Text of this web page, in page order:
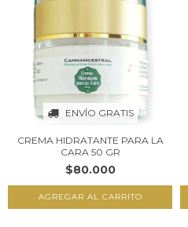
ENVÍO GRATIS
CREMA HIDRATANTE PARA LA
CARA 50 GR
$80.000